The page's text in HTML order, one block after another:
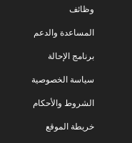
المساعدة والدعم
برنامج الإحالة
سياسة الخصوصية
الشروط والأحكام
خريطة الموقع